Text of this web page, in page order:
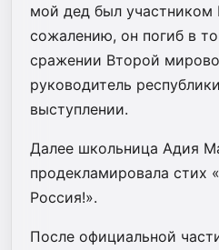
мой дед был участником
сожалению, он погиб в
сражении Второй
руководитель
выступлении.
Далее школьница Адия
продекламировала стих
Россия!».
После официальной